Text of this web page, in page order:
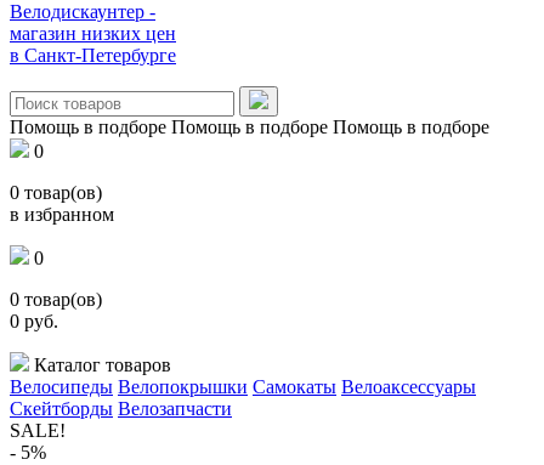
Велодискаунтер -
магазин низких цен
в Санкт-Петербурге
Помощь в подборе Помощь в подборе Помощь в подборе
0
0 товар(ов)
в избранном
0
0 товар(ов)
0 руб.
Каталог товаров
Велосипеды Велопокрышки Самокаты Велоаксессуары
Скейтборды Велозапчасти
SALE!
- 5%